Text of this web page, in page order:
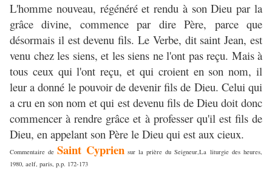
L'homme nouveau, régénéré et rendu à son Dieu par la
grâce divine, commence par dire Père, parce que
désormais il est devenu fils. Le Verbe, dit saint Jean, est
venu chez les siens, et les siens ne l'ont pas reçu. Mais à
tous ceux qui l'ont reçu, et qui croient en son nom, il
leur a donné le pouvoir de devenir fils de Dieu. Celui qui
a cru en son nom et qui est devenu fils de Dieu doit donc
commencer à rendre grâce et à professer qu'il est fils de
Dieu, en appelant son Père le Dieu qui est aux cieux.
Commentaire deSaint Cypriensur la prière du Seigneur,La liturgie des heures,
1980, aelf, paris, p.p. 172-173